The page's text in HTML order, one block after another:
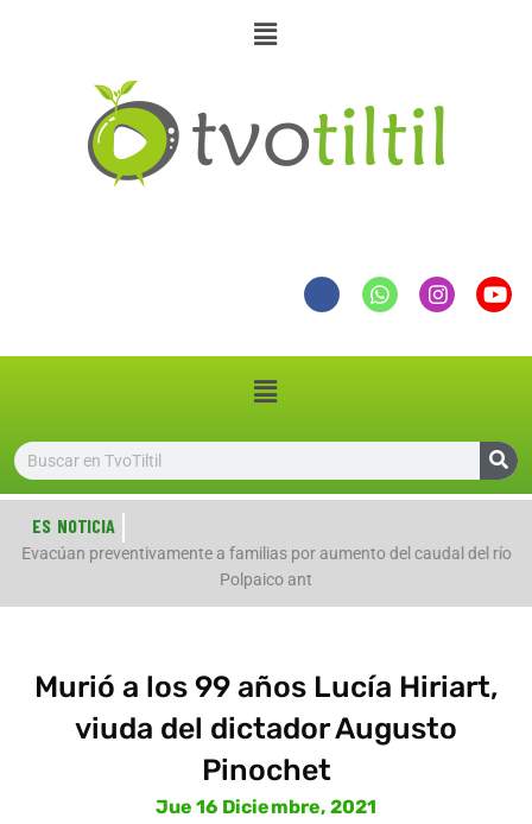
ES NOTICIA
Evacúan preventivamente a familias por aumento del caudal del río
Polpaico ant
Murió a los 99 años Lucía Hiriart,
viuda del dictador Augusto
Pinochet
Jue 16 Diciembre, 2021